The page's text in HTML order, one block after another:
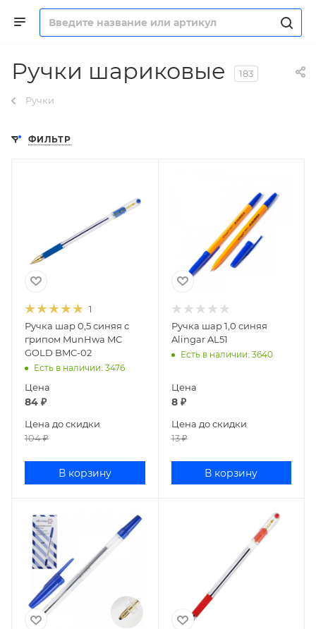
Ручки шариковые 183
Ручки
ФИЛЬТР
1
Ручка шар 0,5 синяя с
грипом MunHwa MC
GOLD BMC-02
Есть в наличии: 3476
Цена
84 ₽
Цена до скидки
104₽
В корзину
Ручка шар 1,0 синяя
Alingar AL51
Есть в наличии: 3640
Цена
8₽
Цена до скидки
13₽
В корзину